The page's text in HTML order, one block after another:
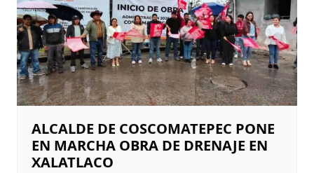
ALCALDE DE COSCOMATEPEC PONE
EN MARCHA OBRA DE DRENAJE EN
XALATLACO